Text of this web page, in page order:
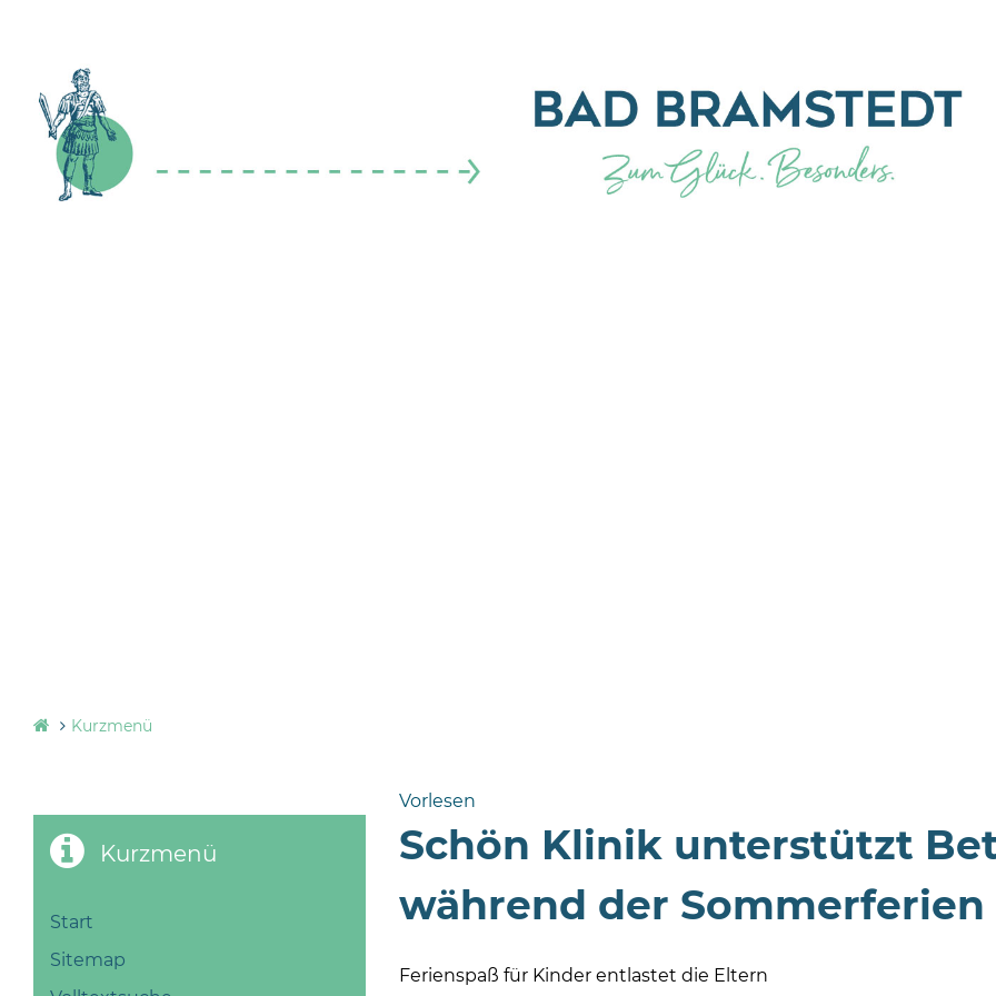
Kurzmenü
Vorlesen
Kurzmenü
Start
Sitemap
Schön Klinik unterstützt
während der Sommerferien
Ferienspaß für Kinder entlastet die Eltern